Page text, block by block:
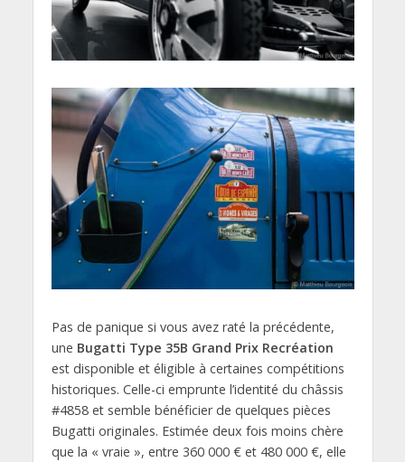
Pas de panique si vous avez raté la précédente,
une Bugatti Type 35B Grand Prix Recréation
est disponible et éligible à certaines compétitions
historiques. Celle-ci emprunte l’identité du châssis
#4858 et semble bénéficier de quelques pièces
Bugatti originales. Estimée deux fois moins chère
que la « vraie », entre 360 000 € et 480 000 €, elle